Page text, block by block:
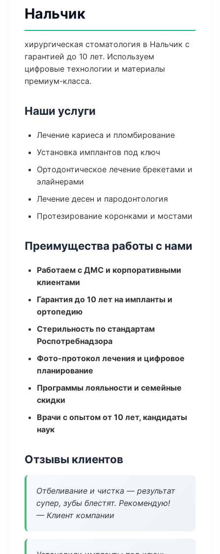
Нальчик
хирургическая стоматология в Нальчик с
гарантией до 10 лет. Используем
цифровые технологии и материалы
премиум-класса.
Наши услуги
Лечение кариеса и пломбирование
Установка имплантов под ключ
Ортодонтическое лечение брекетами и
элайнерами
Лечение десен и пародонтология
Протезирование коронками и мостами
Преимущества работы с нами
Работаем с ДМС и корпоративными
клиентами
Гарантия до 10 лет на импланты и
ортопедию
Стерильность по стандартам
Роспотребнадзора
Фото-протокол лечения и цифровое
планирование
Программы лояльности и семейные
скидки
Врачи с опытом от 10 лет, кандидаты
наук
Отзывы клиентов
Отбеливание и чистка — результат
супер, зубы блестят. Рекомендую!
— Клиент компании